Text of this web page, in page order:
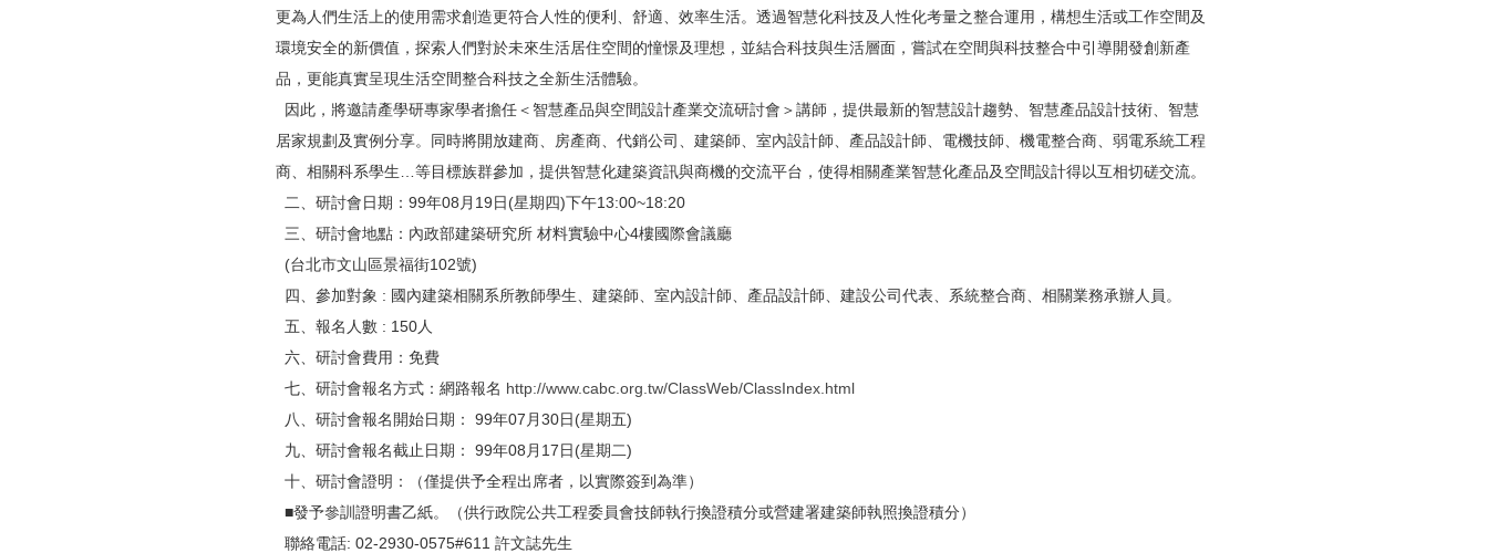
更為人們生活上的使用需求創造更符合人性的便利、舒適、效率生活。透過智慧化科技及人性化考量之整合運用，構想生活或工作空間及
環境安全的新價值，探索人們對於未來生活居住空間的憧憬及理想，並結合科技與生活層面，嘗試在空間與科技整合中引導開發創新產
品，更能真實呈現生活空間整合科技之全新生活體驗。
因此，將邀請產學研專家學者擔任＜智慧產品與空間設計產業交流研討會＞講師，提供最新的智慧設計趨勢、智慧產品設計技術、智慧
居家規劃及實例分享。同時將開放建商、房產商、代銷公司、建築師、室內設計師、產品設計師、電機技師、機電整合商、弱電系統工程
商、相關科系學生…等目標族群參加，提供智慧化建築資訊與商機的交流平台，使得相關產業智慧化產品及空間設計得以互相切磋交流。
二、研討會日期：99年08月19日(星期四)下午13:00~18:20
三、研討會地點：內政部建築研究所 材料實驗中心4樓國際會議廳
(台北市文山區景福街102號)
四、參加對象 : 國內建築相關系所教師學生、建築師、室內設計師、產品設計師、建設公司代表、系統整合商、相關業務承辦人員。
五、報名人數 : 150人
六、研討會費用：免費
七、研討會報名方式：網路報名 http://www.cabc.org.tw/ClassWeb/ClassIndex.html
八、研討會報名開始日期： 99年07月30日(星期五)
九、研討會報名截止日期： 99年08月17日(星期二)
十、研討會證明：（僅提供予全程出席者，以實際簽到為準）
■發予參訓證明書乙紙。（供行政院公共工程委員會技師執行換證積分或營建署建築師執照換證積分）
聯絡電話: 02-2930-0575#611 許文誌先生